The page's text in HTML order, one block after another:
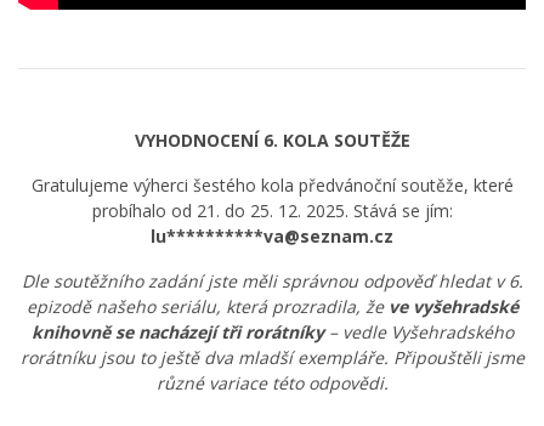
VYHODNOCENÍ 6. KOLA SOUTĚŽE
Gratulujeme výherci šestého kola předvánoční soutěže, které
probíhalo od 21. do 25. 12. 2025. Stává se jím:
lu**********va@seznam.cz
Dle soutěžního zadání jste měli správnou odpověď hledat v 6.
epizodě našeho seriálu, která prozradila, že ve vyšehradské
knihovně se nacházejí tři rorátníky– vedle Vyšehradského
rorátníku jsou to ještě dva mladší exempláře. Připouštěli jsme
různé variace této odpovědi.